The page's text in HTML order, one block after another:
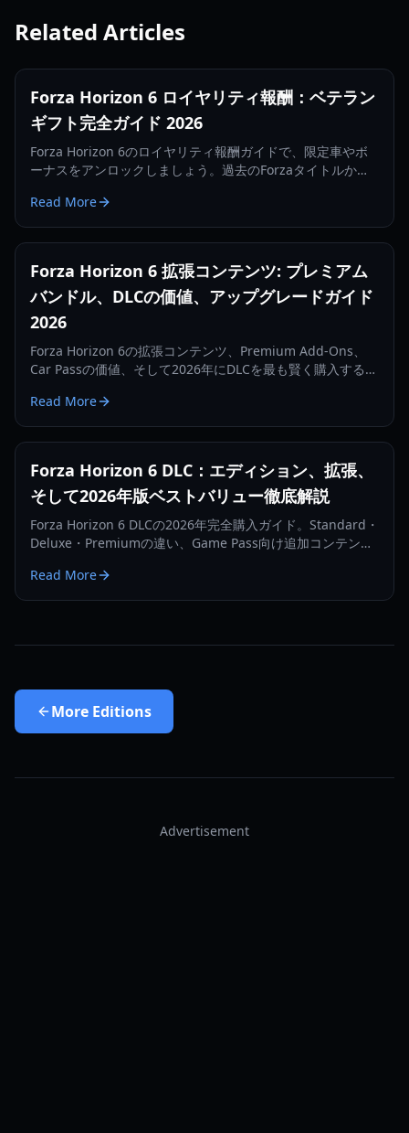
Related Articles
Forza Horizon 6 ロイヤリティ報酬：ベテラン
ギフト完全ガイド 2026
Forza Horizon 6のロイヤリティ報酬ガイドで、限定車やボ
ーナスをアンロックしましょう。過去のForzaタイトルから
Read More
Forza Horizon 6 拡張コンテンツ: プレミアム
バンドル、DLCの価値、アップグレードガイド
2026
Forza Horizon 6の拡張コンテンツ、Premium Add-Ons、
Car Passの価値、そして2026年にDLCを最も賢く購入する方
Read More
Forza Horizon 6 DLC：エディション、拡張、
そして2026年版ベストバリュー徹底解説
Forza Horizon 6 DLCの2026年完全購入ガイド。Standard・
Deluxe・Premiumの違い、Game Pass向け追加コンテン
Read More
More Editions
Advertisement